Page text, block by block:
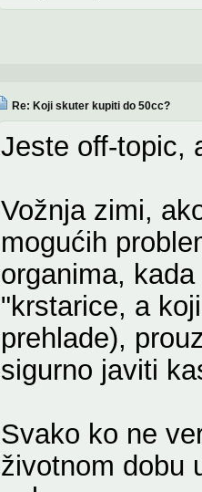
Re: Koji skuter kupiti do 50cc?
Jeste off-topic,
Vožnja zimi,
mogućih
organima,
"krstarice, a
prehlade),
sigurno javiti
Svako ko ne
životnom dobu